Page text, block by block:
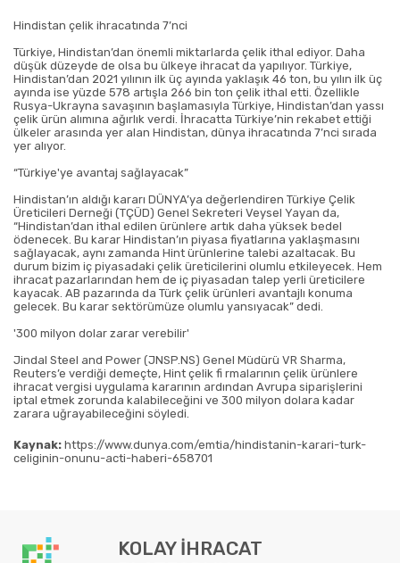
Hindistan çelik ihracatında 7’nci
Türkiye, Hindistan’dan önemli miktarlarda çelik ithal ediyor. Daha
düşük düzeyde de olsa bu ülkeye ihracat da yapılıyor. Türkiye,
Hindistan’dan 2021 yılının ilk üç ayında yaklaşık 46 ton, bu yılın ilk üç
ayında ise yüzde 578 artışla 266 bin ton çelik ithal etti. Özellikle
Rusya-Ukrayna savaşının başlamasıyla Türkiye, Hindistan’dan yassı
çelik ürün alımına ağırlık verdi. İhracatta Türkiye’nin rekabet ettiği
ülkeler arasında yer alan Hindistan, dünya ihracatında 7’nci sırada
yer alıyor.
“Türkiye'ye avantaj sağlayacak”
Hindistan’ın aldığı kararı DÜNYA’ya değerlendiren Türkiye Çelik
Üreticileri Derneği (TÇÜD) Genel Sekreteri Veysel Yayan da,
“Hindistan’dan ithal edilen ürünlere artık daha yüksek bedel
ödenecek. Bu karar Hindistan’ın piyasa fiyatlarına yaklaşmasını
sağlayacak, aynı zamanda Hint ürünlerine talebi azaltacak. Bu
durum bizim iç piyasadaki çelik üreticilerini olumlu etkileyecek. Hem
ihracat pazarlarından hem de iç piyasadan talep yerli üreticilere
kayacak. AB pazarında da Türk çelik ürünleri avantajlı konuma
gelecek. Bu karar sektörümüze olumlu yansıyacak” dedi.
'300 milyon dolar zarar verebilir'
Jindal Steel and Power (JNSP.NS) Genel Müdürü VR Sharma,
Reuters’e verdiği demeçte, Hint çelik fi rmalarının çelik ürünlere
ihracat vergisi uygulama kararının ardından Avrupa siparişlerini
iptal etmek zorunda kalabileceğini ve 300 milyon dolara kadar
zarara uğrayabileceğini söyledi.
Kaynak: https://www.dunya.com/emtia/hindistanin-karari-turk-
celiginin-onunu-acti-haberi-658701
KOLAY İHRACAT